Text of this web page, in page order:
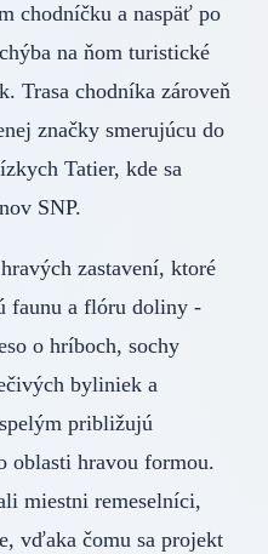
chodníčku a naspäť po
na ňom turistické
Trasa chodníka zároveň
značky smerujúcu do
Tatier, kde sa
SNP.
zastavení, ktoré
faunu a flóru doliny -
o hríboch, sochy
byliniek a
približujú
oblasti hravou formou.
miestni remeselníci,
vďaka čomu sa projekt